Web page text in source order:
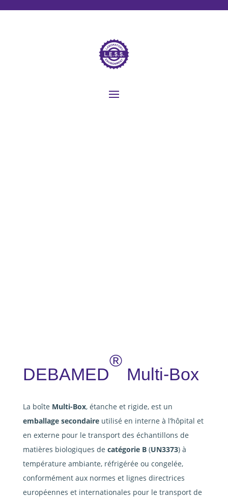
DEBAMED
®
Multi-Box
La boîte Multi-Box, étanche et rigide, est un
emballage secondaireutilisé en interne à l’hôpital et
en externe pour le transport des échantillons de
matières biologiques de catégorie B(UN3373) à
température ambiante, réfrigérée ou congelée,
conformément aux normes et lignes directrices
européennes et internationales pour le transport de